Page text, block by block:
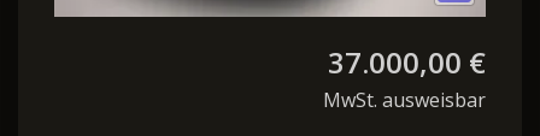
37.000,00 €
MwSt. ausweisbar